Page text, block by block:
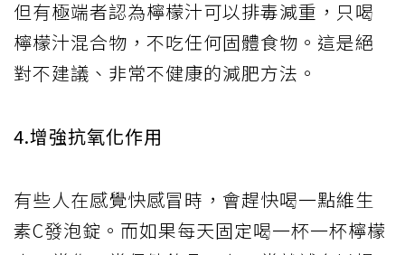
但有極端者認為檸檬汁可以排毒減重，只喝
檸檬汁混合物，不吃任何固體食物。這是絕
對不建議、非常不健康的減肥方法。
4.增強抗氧化作用
有些人在感覺快感冒時，會趕快喝一點維生
素C發泡錠。而如果每天固定喝一杯一杯檸檬